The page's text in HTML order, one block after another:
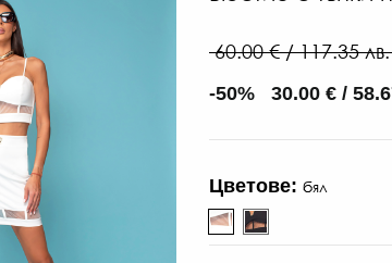
60.00 € / 117.35
-50% 30.00 € /
Цветове: бял